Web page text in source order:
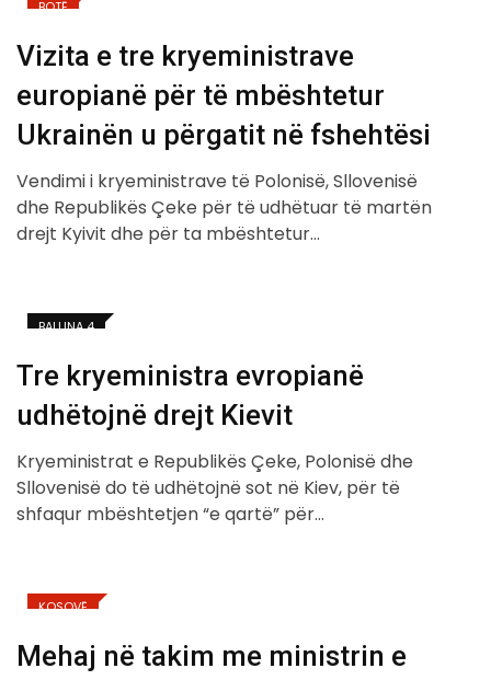
BOTË
Vizita e tre kryeministrave
europianë për të mbështetur
Ukrainën u përgatit në fshehtësi
Vendimi i kryeministrave të Polonisë, Sllovenisë
dhe Republikës Çeke për të udhëtuar të martën
drejt Kyivit dhe për ta mbështetur…
BALLINA 4
Tre kryeministra evropianë
udhëtojnë drejt Kievit
Kryeministrat e Republikës Çeke, Polonisë dhe
Sllovenisë do të udhëtojnë sot në Kiev, për të
shfaqur mbështetjen “e qartë” për…
KOSOVË
Mehaj në takim me ministrin e